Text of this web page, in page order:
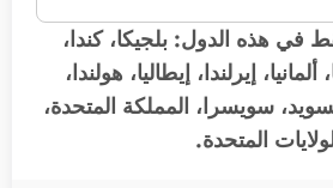
في هذه الدول: بلجيكا، كندا،
إيرلندا، إيطاليا، هولندا،
سويسرا، المملكة المتحدة،
المتحدة.